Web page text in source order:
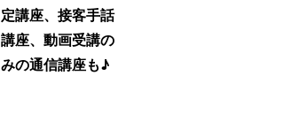
定講座、接客手話
講座、動画受講の
みの通信講座も♪